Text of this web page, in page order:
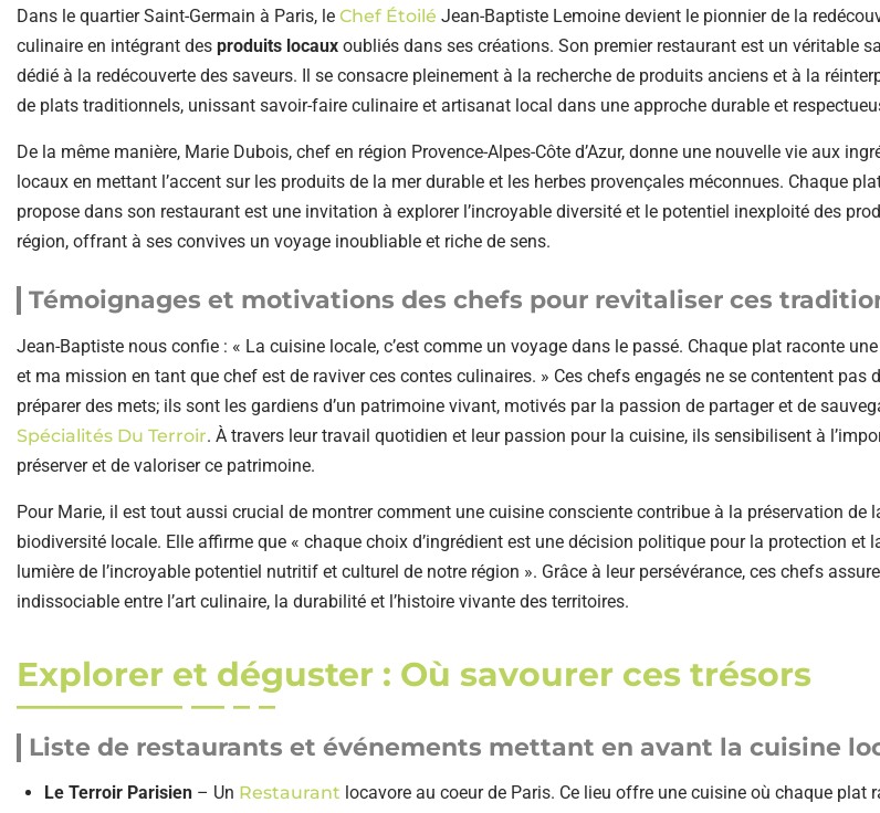
Dans le quartier Saint-Germain à Paris, le Chef Étoilé Jean-Baptiste Lemoine devient le pionnier de la
culinaire en intégrant des produits locaux oubliés dans ses créations. Son premier restaurant est un véritable
dédié à la redécouverte des saveurs. Il se consacre pleinement à la recherche de produits anciens et à la
de plats traditionnels, unissant savoir-faire culinaire et artisanat local dans une approche durable et
De la même manière, Marie Dubois, chef en région Provence-Alpes-Côte d’Azur, donne une nouvelle vie aux
locaux en mettant l’accent sur les produits de la mer durable et les herbes provençales méconnues. Chaque
propose dans son restaurant est une invitation à explorer l’incroyable diversité et le potentiel inexploité des
région, offrant à ses convives un voyage inoubliable et riche de sens.
Témoignages et motivations des chefs pour revitaliser ces
Jean-Baptiste nous confie : « La cuisine locale, c’est comme un voyage dans le passé. Chaque plat raconte
et ma mission en tant que chef est de raviver ces contes culinaires. » Ces chefs engagés ne se contentent pas
préparer des mets; ils sont les gardiens d’un patrimoine vivant, motivés par la passion de partager et de
Spécialités Du Terroir. À travers leur travail quotidien et leur passion pour la cuisine, ils sensibilisent à
préserver et de valoriser ce patrimoine.
Pour Marie, il est tout aussi crucial de montrer comment une cuisine consciente contribue à la préservation de
biodiversité locale. Elle affirme que « chaque choix d’ingrédient est une décision politique pour la protection et
lumière de l’incroyable potentiel nutritif et culturel de notre région ». Grâce à leur persévérance, ces chefs
indissociable entre l’art culinaire, la durabilité et l’histoire vivante des territoires.
Explorer et déguster : Où savourer ces trésors
Liste de restaurants et événements mettant en avant la cuisine
Le Terroir Parisien – Un Restaurant locavore au coeur de Paris. Ce lieu offre une cuisine où chaque plat